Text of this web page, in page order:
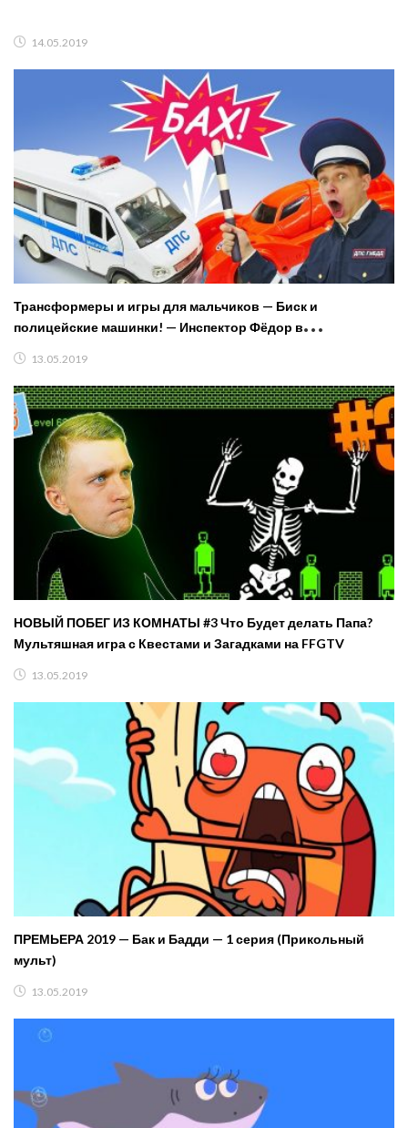
14.05.2019
Трансформеры и игры для мальчиков — Биск и
полицейские машинки! — Инспектор Фёдор в
13.05.2019
НОВЫЙ ПОБЕГ ИЗ КОМНАТЫ #3 Что Будет делать Папа?
Мультяшная игра с Квестами и Загадками на FFGTV
13.05.2019
ПРЕМЬЕРА 2019 — Бак и Бадди — 1 серия (Прикольный
мульт)
13.05.2019